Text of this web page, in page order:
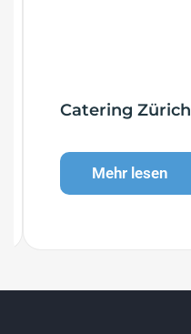
Catering Zürich
Mehr lesen